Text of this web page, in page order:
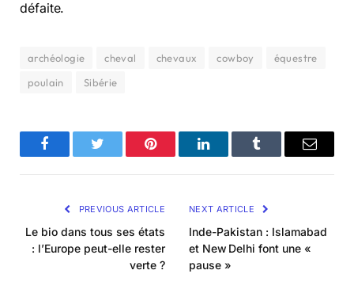
défaite.
archéologie cheval chevaux cowboy
équestre
poulain
Sibérie
FacebookTwitter Pinterest LinkedInTumblr Email
PREVIOUS ARTICLE
Le bio dans tous ses états
: l’Europe peut-elle rester
verte ?
NEXT ARTICLE
Inde-Pakistan : Islamabad
et New Delhi font une «
pause »